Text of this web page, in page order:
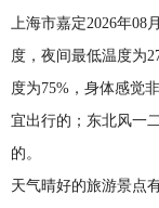
上海市嘉定2026年
度，夜间最低温度为
度为75%，身体感觉
宜出行的；东北风一
的。
天气晴好的旅游景点